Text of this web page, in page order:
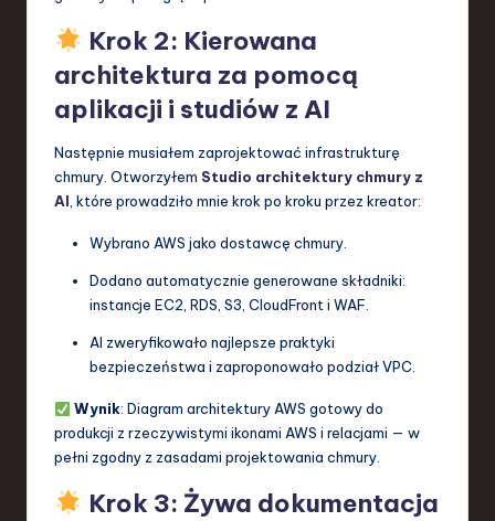
Krok 2: Kierowana
architektura za pomocą
aplikacji i studiów z AI
Następnie musiałem zaprojektować infrastrukturę
chmury. Otworzyłem Studio architektury chmury z
AI, które prowadziło mnie krok po kroku przez kreator:
Wybrano AWS jako dostawcę chmury.
Dodano automatycznie generowane składniki:
instancje EC2, RDS, S3, CloudFront i WAF.
AI zweryfikowało najlepsze praktyki
bezpieczeństwa i zaproponowało podział VPC.
Wynik: Diagram architektury AWS gotowy do
produkcji z rzeczywistymi ikonami AWS i relacjami — w
pełni zgodny z zasadami projektowania chmury.
Krok 3: Żywa dokumentacja